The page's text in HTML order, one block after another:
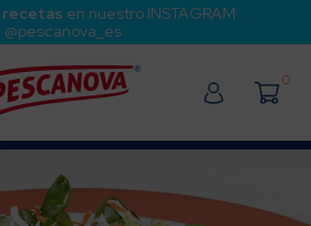
recetas en nuestro INSTAGRAM
@pescanova_es
0